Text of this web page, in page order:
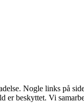
Nogle links på
er beskyttet. Vi